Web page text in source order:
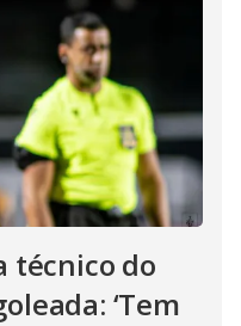
técnico do
‘Tem